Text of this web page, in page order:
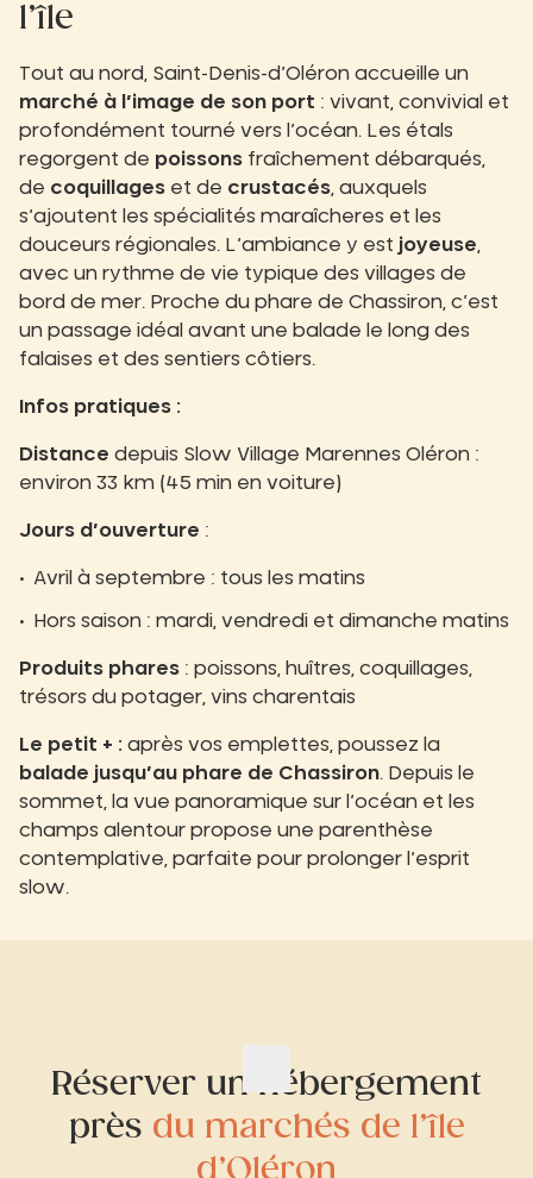
l’île
Tout au nord, Saint-Denis-d’Oléron accueille un
marché à l’image de son port : vivant, convivial et
profondément tourné vers l’océan. Les étals
regorgent de poissons fraîchement débarqués,
de coquillages et de crustacés , auxquels
s’ajoutent les spécialités maraîcheres et les
douceurs régionales. L’ambiance y est joyeuse
avec un rythme de vie typique des villages de
bord de mer. Proche du phare de Chassiron, c’est
un passage idéal avant une balade le long des
falaises et des sentiers côtiers.
Infos pratiques :
Distance depuis Slow Village Marennes Oléron :
environ 33 km (45 min en voiture)
Jours d’ouverture :
Avril à septembre : tous les matins
Hors saison : mardi, vendredi et dimanche matins
Produits phares : poissons, huîtres, coquillages,
trésors du potager, vins charentais
Le petit + : après vos emplettes, poussez la
balade jusqu’au phare de Chassiron. Depuis le
sommet, la vue panoramique sur l’océan et les
champs alentour propose une parenthèse
contemplative, parfaite pour prolonger l’esprit
slow.
Réserver un hébergement
près du marchés de l’île
d’Oléron